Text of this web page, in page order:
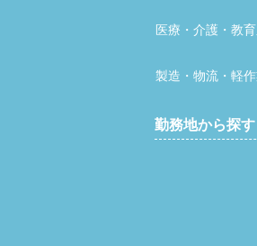
医療・介護・教
製造・物流・軽
勤務地から探す